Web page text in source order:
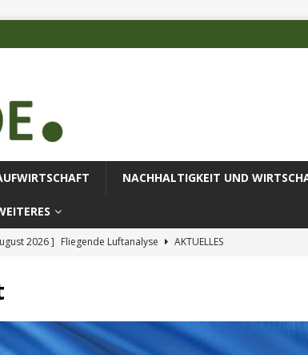
NACHHALTIGKEIT UND
2026 ] Fliegende Luftanalyse
AKTUELLES
2026 ] Projekt des Deutschen Alpenvereins mit DBU-